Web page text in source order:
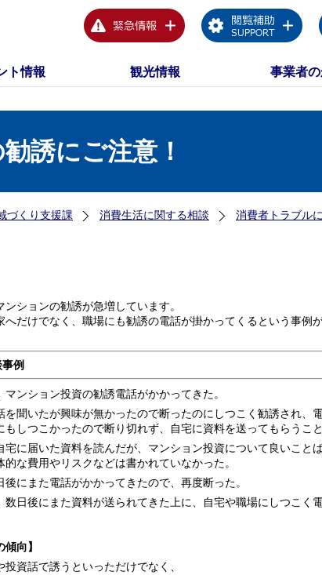
ト情報 観光情報 事業者
誘にご注意！
づくり支援課 消費生活に関する相談
消費者トラブル
ンションの勧誘が急増しています。
へだけでなく、職場にも勧誘の電話が掛かってくるという事例
例
マンション投資の勧誘電話がかかってきた。
を聞いたが興味が無かったので断ったのにしつこく勧誘され、
もしつこかったので断り切れず、自宅に資料を送ってもらうこ
宅に届いた資料を読んだが、マンション投資について良いこと
的な費用やリスクなどは書かれていなかった。
後にまた電話がかかってきたので、再度断った。
数日後にまた資料が送られてきた上に、自宅や職場にしつこく
傾向】
投資話で誘うといっただけでなく、